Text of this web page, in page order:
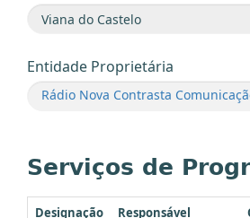
Entidade Proprietária
Rádio Nova Contrasta
Serviços de
Designação Responsável